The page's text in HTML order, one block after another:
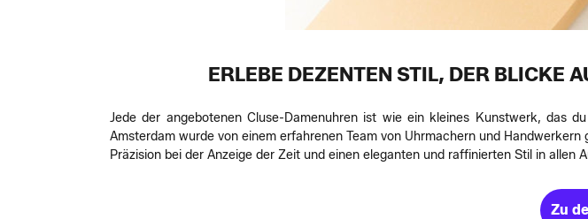
ERLEBE DEZENTEN STIL, DER BLICKE
Jede der angebotenen Cluse-Damenuhren ist wie ein kleines Kunstwerk, das
Amsterdam wurde von einem erfahrenen Team von Uhrmachern und
Präzision bei der Anzeige der Zeit und einen eleganten und raffinierten Stil in allen
Zu